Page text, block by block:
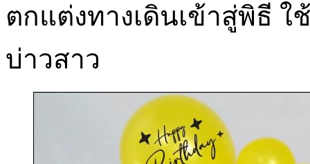
ตกแต่งทางเดินเข้าสู่พิธี
บ่าวสาว